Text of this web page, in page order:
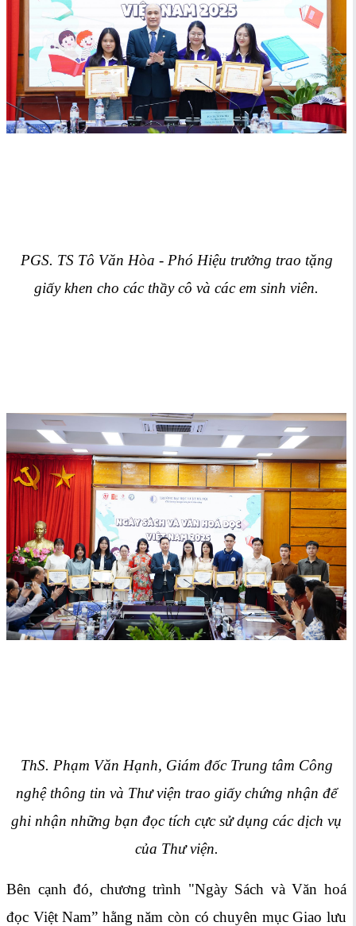
PGS. TS Tô Văn Hòa - Phó Hiệu trưởng trao tặng
giấy khen cho các thầy cô và các em sinh viên.
ThS. Phạm Văn Hạnh, Giám đốc Trung tâm Công
nghệ thông tin và Thư viện trao giấy chứng nhận để
ghi nhận những bạn đọc tích cực sử dụng các dịch vụ
của Thư viện.
Bên cạnh đó, chương trình "Ngày Sách và Văn hoá
đọc Việt Nam” hằng năm còn có chuyên mục Giao lưu